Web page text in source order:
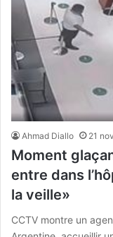
Ahmad Diallo 21
Moment
entre dans
la veille»
CCTV montre un